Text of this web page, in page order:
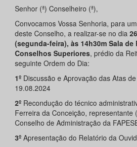
Senhor (ª) Conselheiro (ª),
Convocamos Vossa Senhoria, para
deste Conselho, a realizar-se no dia
(segunda-feira), às 14h30m Sala
Conselhos Superiores, prédio da
seguinte Ordem do Dia:
1º Discussão e Aprovação das Atas
19.08.2024
2º Recondução do técnico
Ferreira da Conceição, representante
Conselho de Administração da
3º Apresentação do Relatório da